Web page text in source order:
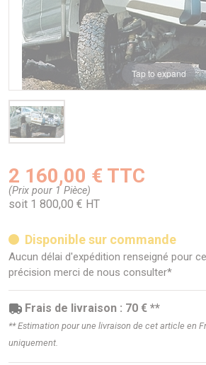
Tap to expand
2 160,00 € TTC
(Prix pour 1 Pièce)
soit 1 800,00 € HT
Disponible sur commande
Aucun délai d'expédition renseigné pour
précision merci de nous consulter*
Frais de livraison : 70 € **
** Estimation pour une livraison de cet article en
uniquement.